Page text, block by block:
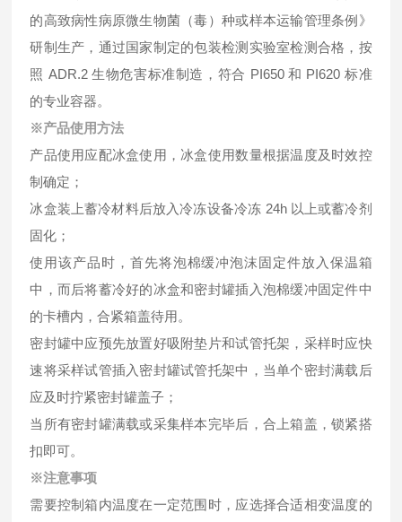
的高致病性病原微生物菌（毒）种或样本运输管理条例》
研制生产，通过国家制定的包装检测实验室检测合格，按
照 ADR.2 生物危害标准制造，符合 PI650 和 PI620 标准
的专业容器。
※产品使用方法
产品使用应配冰盒使用，冰盒使用数量根据温度及时效控
制确定；
冰盒装上蓄冷材料后放入冷冻设备冷冻 24h 以上或蓄冷剂
固化；
使用该产品时，首先将泡棉缓冲泡沫固定件放入保温箱
中，而后将蓄冷好的冰盒和密封罐插入泡棉缓冲固定件中
的卡槽内，合紧箱盖待用。
密封罐中应预先放置好吸附垫片和试管托架，采样时应快
速将采样试管插入密封罐试管托架中，当单个密封满载后
应及时拧紧密封罐盖子；
当所有密封罐满载或采集样本完毕后，合上箱盖，锁紧搭
扣即可。
※注意事项
需要控制箱内温度在一定范围时，应选择合适相变温度的